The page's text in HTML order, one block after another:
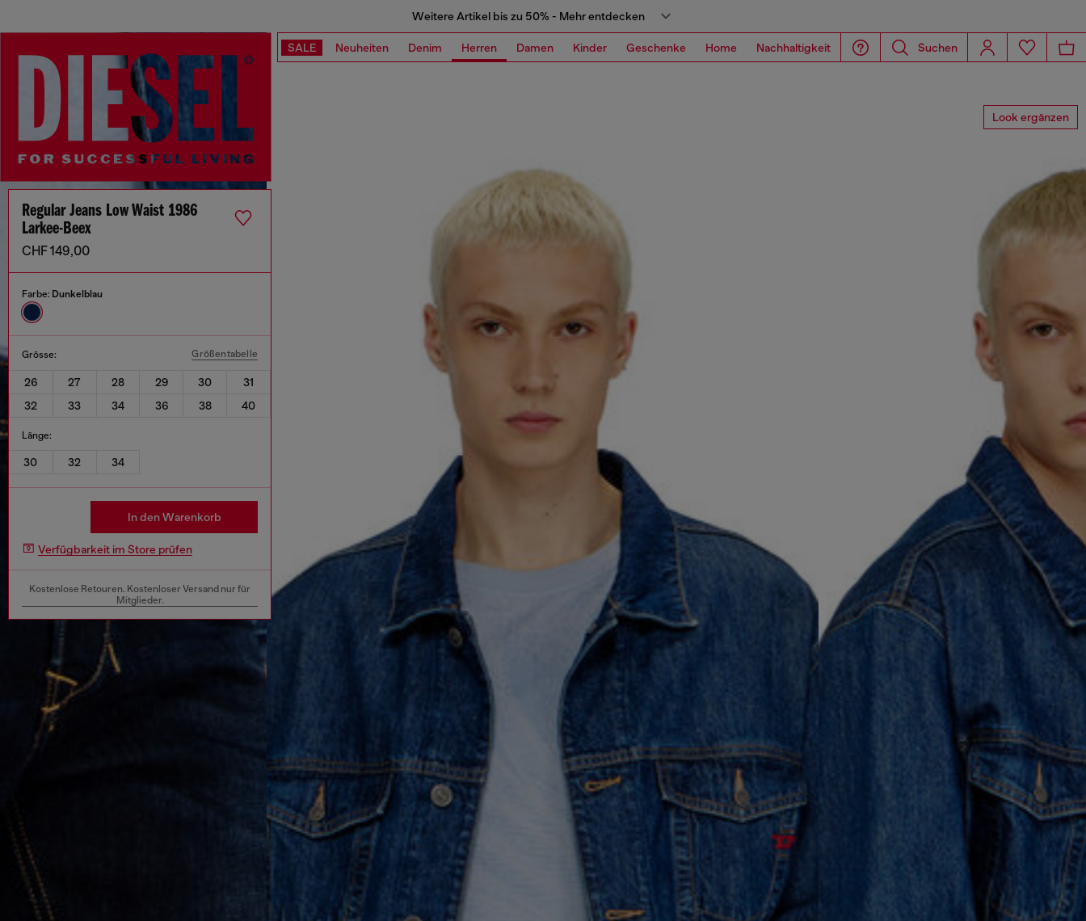
Weitere Artikel bis zu 50% - Mehr entdecken
SALE Neuheiten Denim Herren Damen Kinder Geschenke Home Nachhaltigkeit Suchen
Look ergänzen
Regular Jeans Low Waist 1986
Larkee-Beex
CHF 149,00
Farbe: Dunkelblau
Grösse: Größentabelle
26 27 28 29 30
31
32
33 34 36 38 40
Länge:
30 32 34
In den Warenkorb
Verfügbarkeit im Store prüfen
Kostenlose Retouren. Kostenloser Versand nur für
Mitglieder.